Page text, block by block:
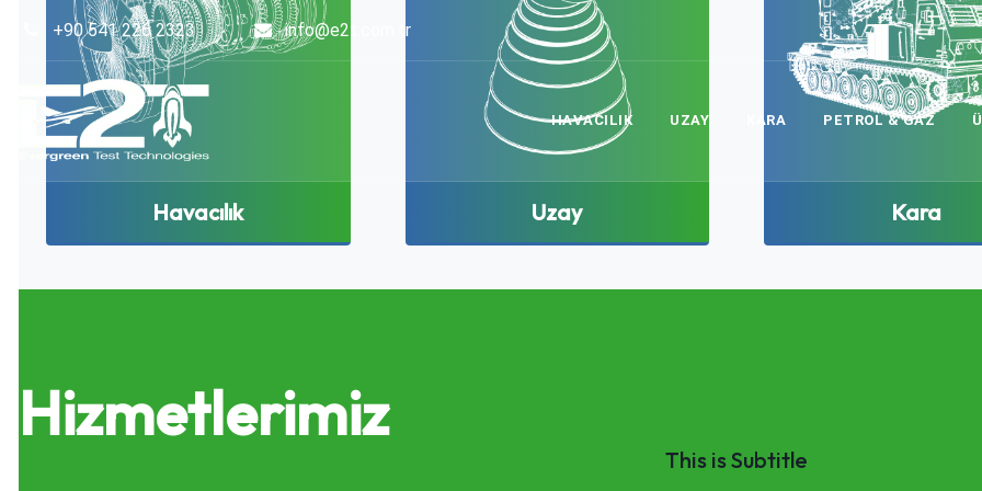
+90 541 226 2323 info@e2t.com.tr
HAVACILIK UZAY KARA PETROL & GAZ
Havacılık Uzay Kara
Hizmetlerimiz
This is Subtitle